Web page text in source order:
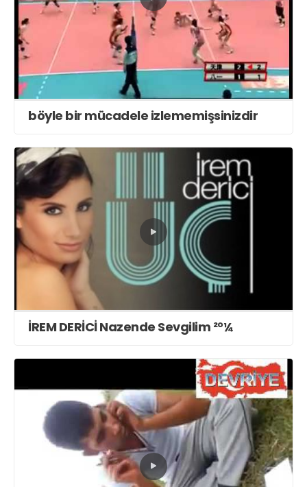
böyle bir mücadele izlememişsinizdir
İREM DERİCİ Nazende Sevgilim ²°¼